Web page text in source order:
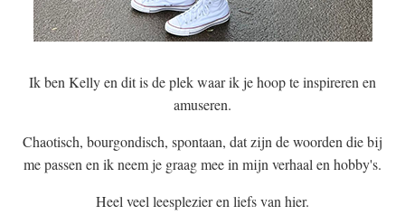
Ik ben Kelly en dit is de plek waar ik je hoop te inspireren en
amuseren.
Chaotisch, bourgondisch, spontaan, dat zijn de woorden die bij
me passen en ik neem je graag mee in mijn verhaal en hobby's.
Heel veel leesplezier en liefs van hier.